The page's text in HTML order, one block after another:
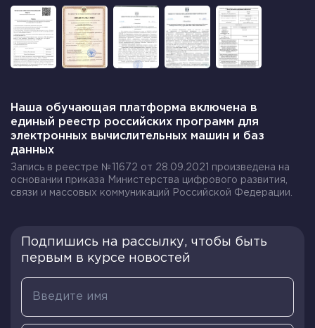
Наша обучающая платформа включена в
единый реестр российских программ для
электронных вычислительных машин и баз
данных
Запись в реестре №11672 от 28.09.2021 произведена на
основании приказа Министерства цифрового развития,
связи и массовых коммуникаций Российской Федерации.
Подпишись на рассылку, чтобы быть
первым в курсе новостей